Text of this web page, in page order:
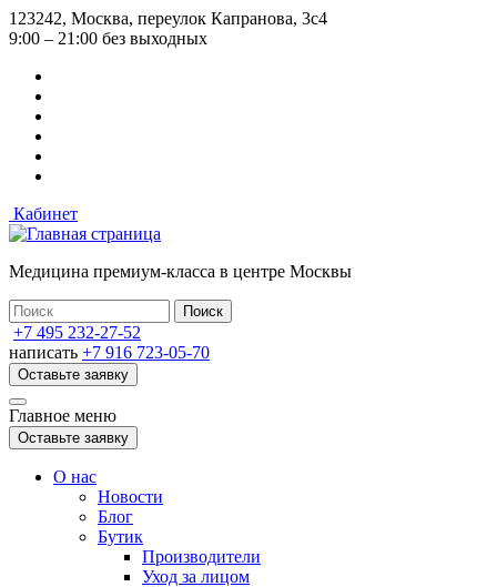
Перейти
к
содержанию
123242, Москва, переулок Капранова, 3с4
9:00 – 21:00 без выходных
Кабинет
Медицина премиум-класса в центре Москвы
+7 495 232-27-52
написать +7 916 723-05-70
Оставьте заявку
Главное меню
Оставьте заявку
О нас
Новости
Блог
Бутик
Производители
Уход за лицом